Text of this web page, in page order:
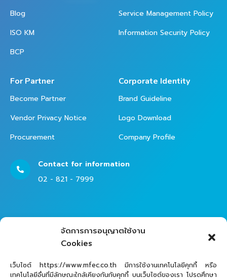
จัดการการอนุญาตใช้งาน
Cookies
เว็บไซต์ https://www.mfec.co.th มีการใช้งานเทคโนโลยีคุกกี้ หรือ
เทคโนโลยีอื่นที่มีลักษณะใกล้เคียงกันกับคุกกี้ บนเว็บไซต์ของเรา โปรดศึกษา
Blog
ISO KM
BCP
Service Management Policy
Information Security Policy
For Partner
Become Partner
Vendor Privacy Notice
Procurement
Corporate Identity
Brand Guideline
Logo Download
Company Profile
Contact for information
02 - 821 - 7999
02 - 821 - 7979